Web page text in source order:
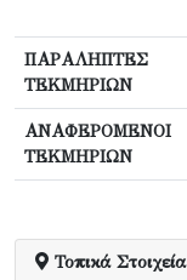
ΠΑΡΑΛΗΠΤΕΣ
ΤΕΚΜΗΡΙΩΝ
ΑΝΑΦΕΡΟΜΕΝΟΙ
ΤΕΚΜΗΡΙΩΝ
Τοπικά Στοιχεία